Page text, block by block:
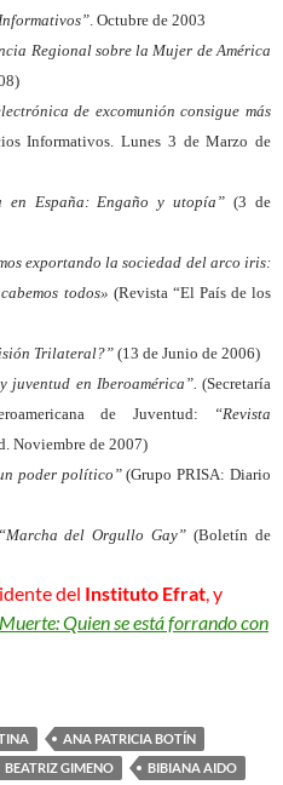
. Octubre de 2003
Regional sobre la Mujer de América
de excomunión consigue más
Informativos. Lunes 3 de Marzo de
en España: Engaño y utopía” (3 de
exportando la sociedad del arco iris:
todos» (Revista “El País de los
Trilateral?” (13 de Junio de 2006)
juventud en Iberoamérica”. (Secretaría
de Juventud:
“Revista
Noviembre de 2007)
poder político”(Grupo PRISA: Diario
“Marcha del Orgullo Gay” (Boletín de
del Instituto Efrat, y
Quien se está forrando con
ANA PATRICIA BOTÍN
BEATRIZ GIMENO
BIBIANA AIDO